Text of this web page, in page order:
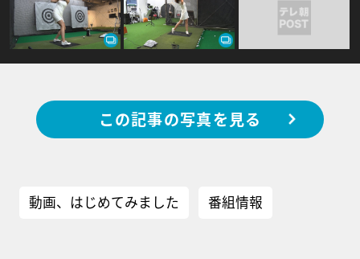
この記事の写真を見る
動画、はじめてみました 番組情報